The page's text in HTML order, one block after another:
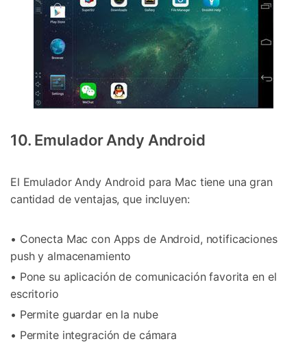
10. Emulador Andy Android
El Emulador Andy Android para Mac tiene una gran
cantidad de ventajas, que incluyen:
• Conecta Mac con Apps de Android, notificaciones
push y almacenamiento
• Pone su aplicación de comunicación favorita en el
escritorio
• Permite guardar en la nube
• Permite integración de cámara